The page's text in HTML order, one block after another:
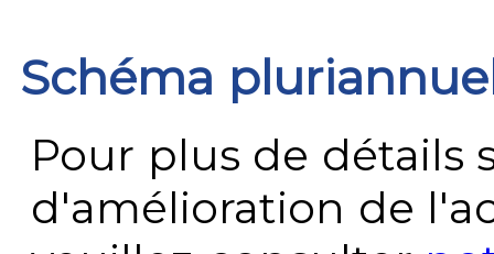
Schéma
Pour plus de détails
d'amélioration de